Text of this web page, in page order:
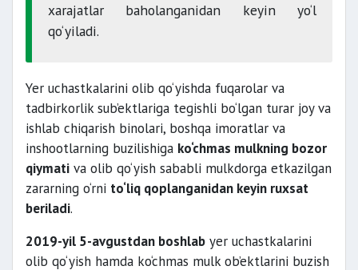
xarajatlar baholanganidan keyin yo‘l
qo‘yiladi.
Yer uchastkalarini olib qo‘yishda fuqarolar va
tadbirkorlik sub’ektlariga tegishli bo‘lgan turar joy va
ishlab chiqarish binolari, boshqa imoratlar va
inshootlarning buzilishiga ko‘chmas mulkning bozor
qiymati va olib qo‘yish sababli mulkdorga etkazilgan
zararning o‘rni to‘liq qoplanganidan keyin ruxsat
beriladi.
2019-yil 5-avgustdan boshlab yer uchastkalarini
olib qo‘yish hamda ko‘chmas mulk ob’ektlarini buzish